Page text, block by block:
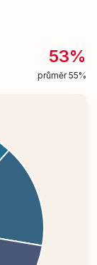
53%
průměr 55%